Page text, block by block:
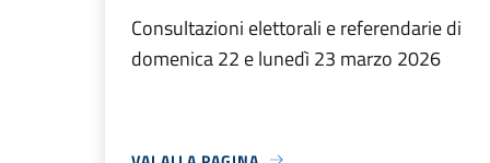
Consultazioni elettorali e referendarie di
domenica 22 e lunedì 23 marzo 2026